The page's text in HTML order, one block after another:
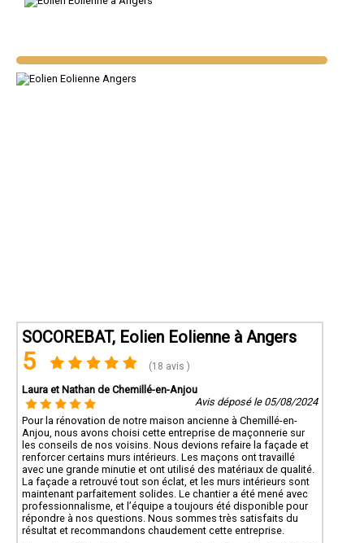
SOCOREBAT, Eolien Eolienne à Angers
5 (18 avis )
Laura et Nathan de Chemillé-en-Anjou
Avis déposé le 05/08/2024
Pour la rénovation de notre maison ancienne à Chemillé-en-
Anjou, nous avons choisi cette entreprise de maçonnerie sur
les conseils de nos voisins. Nous devions refaire la façade et
renforcer certains murs intérieurs. Les maçons ont travaillé
avec une grande minutie et ont utilisé des matériaux de qualité.
La façade a retrouvé tout son éclat, et les murs intérieurs sont
maintenant parfaitement solides. Le chantier a été mené avec
professionnalisme, et l’équipe a toujours été disponible pour
répondre à nos questions. Nous sommes très satisfaits du
résultat et recommandons chaudement cette entreprise.